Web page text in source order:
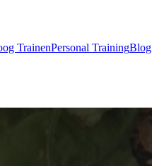
TrainenPersonal TrainingBlog